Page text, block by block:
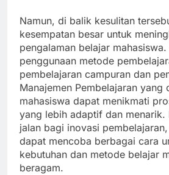
Namun, di balik kesulitan
kesempatan besar untuk
pengalaman belajar
penggunaan metode
pembelajaran campuran dan
Manajemen Pembelajaran yang
mahasiswa dapat menikmati
yang lebih adaptif dan menarik.
jalan bagi inovasi
dapat mencoba berbagai cara
kebutuhan dan metode belajar
beragam.